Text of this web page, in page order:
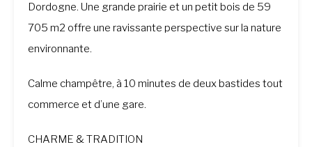
Dordogne. Une grande prairie et un petit bois de 59
705 m2 offre une ravissante perspective sur la nature
environnante.
Calme champêtre, à 10 minutes de deux bastides tout
commerce et d’une gare.
CHARME & TRADITION